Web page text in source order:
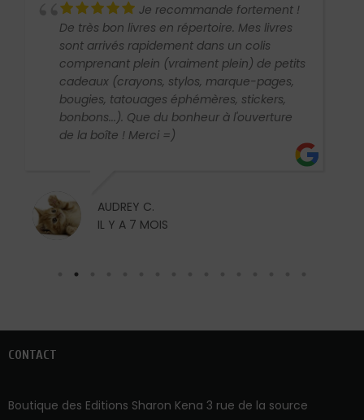
Je recommande fortement !
De très bon livres en répertoire. Mes livres
sont arrivés rapidement dans un colis
comprenant plein (vraiment plein) de petits
cadeaux (crayons, stylos, marque-pages,
bougies, tatouages éphémères, stickers,
bonbons...). Que du bonheur à l'ouverture
de la boîte ! Merci =)
AUDREY C.
IL Y A 7 MOIS
CONTACT
Boutique des Editions Sharon Kena 3 rue de la source